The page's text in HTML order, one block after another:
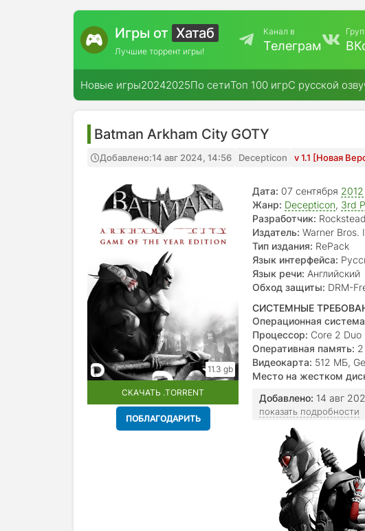
Игры от Хатаб
Лучшие торрент игры!
Канал в
Телеграм
Новые игры20242025По сетиТоп 100 игрС русской
Batman Arkham City GOTY
Добавлено:14 авг 2024, 14:56 Decepticon v 1.1 [Новая
11.3 gb
СКАЧАТЬ .TORRENT
ПОБЛАГОДАРИТЬ
Дата: 07 сентября 2012
Жанр: Decepticon, 3rd
Разработчик:
Издатель: Warner Bros.
Тип издания: RePack
Язык интерфейса:
Язык речи: Английский
Обход защиты: DRM-
СИСТЕМНЫЕ
Операционная
Процессор: Core 2
Оперативная память:
Видеокарта: 512 МБ,
Место на жестком
Добавлено: 14 авг
показать подробности